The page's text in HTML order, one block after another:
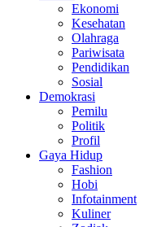
Ekonomi
Kesehatan
Olahraga
Pariwisata
Pendidikan
Sosial
Demokrasi
Pemilu
Politik
Profil
Gaya Hidup
Fashion
Hobi
Infotainment
Kuliner